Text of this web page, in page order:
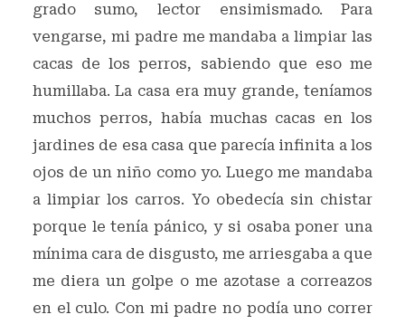
grado sumo, lector ensimismado. Para
vengarse, mi padre me mandaba a limpiar las
cacas de los perros, sabiendo que eso me
humillaba. La casa era muy grande, teníamos
muchos perros, había muchas cacas en los
jardines de esa casa que parecía infinita a los
ojos de un niño como yo. Luego me mandaba
a limpiar los carros. Yo obedecía sin chistar
porque le tenía pánico, y si osaba poner una
mínima cara de disgusto, me arriesgaba a que
me diera un golpe o me azotase a correazos
en el culo. Con mi padre no podía uno correr